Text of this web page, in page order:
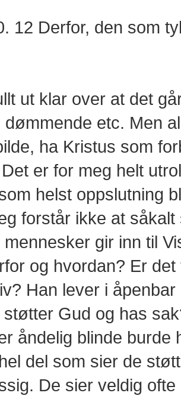
12 Derfor, den som
ut klar over at det
dømmende etc. Men
ha Kristus som
er for meg helt
helst oppslutning
forstår ikke at
mennesker gir inn til
og hvordan? Er
Han lever i
Gud og has
åndelig blinde
del som sier de
De sier veldig